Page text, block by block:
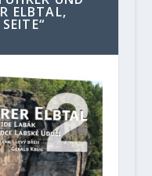
ELBTAL,